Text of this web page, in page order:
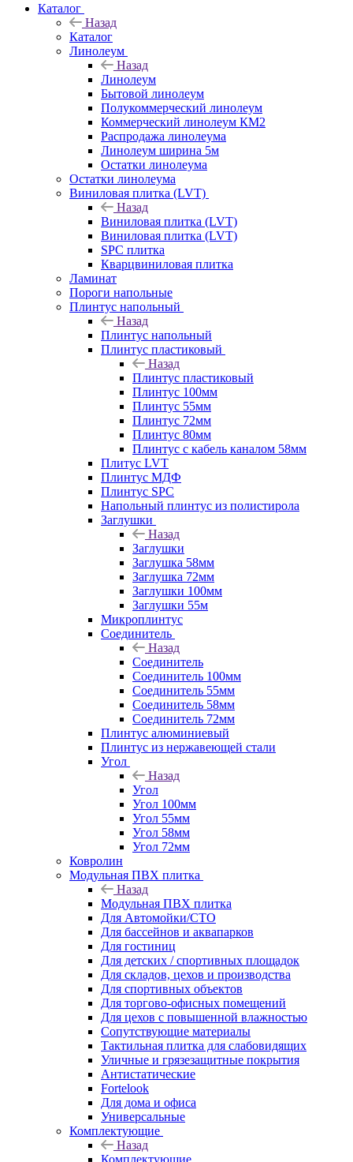
Каталог
Назад
Каталог
Линолеум
Назад
Линолеум
Бытовой линолеум
Полукоммерческий линолеум
Коммерческий линолеум КМ2
Распродажа линолеума
Линолеум ширина 5м
Остатки линолеума
Остатки линолеума
Виниловая плитка (LVT)
Назад
Виниловая плитка (LVT)
Виниловая плитка (LVT)
SPC плитка
Кварцвиниловая плитка
Ламинат
Пороги напольные
Плинтус напольный
Назад
Плинтус напольный
Плинтус пластиковый
Назад
Плинтус пластиковый
Плинтус 100мм
Плинтус 55мм
Плинтус 72мм
Плинтус 80мм
Плинтус с кабель каналом 58мм
Плитус LVT
Плинтус МДФ
Плинтус SPC
Напольный плинтус из полистирола
Заглушки
Назад
Заглушки
Заглушка 58мм
Заглушка 72мм
Заглушки 100мм
Заглушки 55м
Микроплинтус
Соединитель
Назад
Соединитель
Соединитель 100мм
Соединитель 55мм
Соединитель 58мм
Соединитель 72мм
Плинтус алюминиевый
Плинтус из нержавеющей стали
Угол
Назад
Угол
Угол 100мм
Угол 55мм
Угол 58мм
Угол 72мм
Ковролин
Модульная ПВХ плитка
Назад
Модульная ПВХ плитка
Для Автомойки/СТО
Для бассейнов и аквапарков
Для гостиниц
Для детских / спортивных площадок
Для складов, цехов и производства
Для спортивных объектов
Для торгово-офисных помещений
Для цехов с повышенной влажностью
Сопутствующие материалы
Тактильная плитка для слабовидящих
Уличные и грязезащитные покрытия
Антистатические
Fortelook
Для дома и офиса
Универсальные
Комплектующие
Назад
Комплектующие